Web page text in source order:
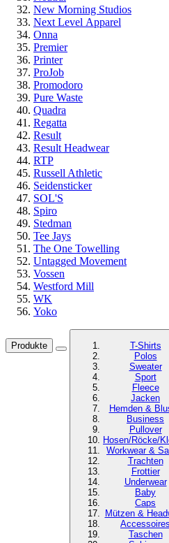
New Morning Studios
Next Level Apparel
Onna
Premier
Printer
ProJob
Promodoro
Pure Waste
Quadra
Regatta
Result
Result Headwear
RTP
Russell Athletic
Seidensticker
SOL'S
Spiro
Stedman
Tee Jays
The One Towelling
Untagged Movement
Vossen
Westford Mill
WK
Yoko
Produkte
T-Shirts
Polos
Sweater
Sport
Fleece
Jacken
Hemden &
Business
Pullover
Hosen/Röcke/
Workwear &
Trachten
Frottier
Underwear
Baby
Caps
Mützen &
Accessoires
Taschen